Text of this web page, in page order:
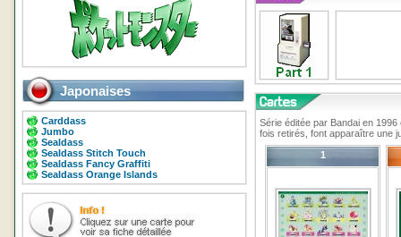
Japonaises
Carddass
Jumbo
Sealdass
Sealdass Stitch Touch
Sealdass Fancy Graffiti
Sealdass Orange Islands
Série éditée par Bandai en
fois retirés, font apparaître une
1